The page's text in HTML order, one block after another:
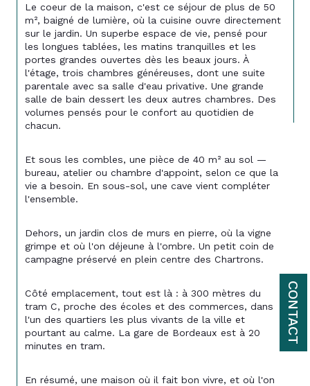
CONTACT
Le coeur de la maison, c'est ce séjour de plus de 50
m², baigné de lumière, où la cuisine ouvre directement
sur le jardin. Un superbe espace de vie, pensé pour
les longues tablées, les matins tranquilles et les
portes grandes ouvertes dès les beaux jours. À
l'étage, trois chambres généreuses, dont une suite
parentale avec sa salle d'eau privative. Une grande
salle de bain dessert les deux autres chambres. Des
volumes pensés pour le confort au quotidien de
chacun.
Et sous les combles, une pièce de 40 m² au sol —
bureau, atelier ou chambre d'appoint, selon ce que la
vie a besoin. En sous-sol, une cave vient compléter
l'ensemble.
Dehors, un jardin clos de murs en pierre, où la vigne
grimpe et où l'on déjeune à l'ombre. Un petit coin de
campagne préservé en plein centre des Chartrons.
Côté emplacement, tout est là : à 300 mètres du
tram C, proche des écoles et des commerces, dans
l'un des quartiers les plus vivants de la ville et
pourtant au calme. La gare de Bordeaux est à 20
minutes en tram.
En résumé, une maison où il fait bon vivre, et où l'on